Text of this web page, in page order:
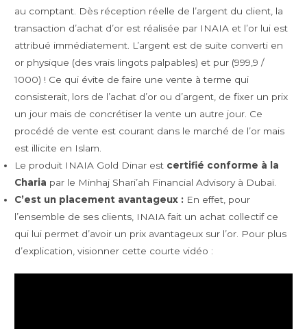
au comptant. Dès réception réelle de l’argent du client, la
transaction d’achat d’or est réalisée par INAIA et l’or lui est
attribué immédiatement. L’argent est de suite converti en
or physique (des vrais lingots palpables) et pur (999,9 /
1000) ! Ce qui évite de faire une vente à terme qui
consisterait, lors de l’achat d’or ou d’argent, de fixer un prix
un jour mais de concrétiser la vente un autre jour. Ce
procédé de vente est courant dans le marché de l’or mais
est illicite en Islam.
Le produit INAIA Gold Dinar est certifié conforme à la
Charia par le Minhaj Shari’ah Financial Advisory à Dubaï.
C’est un placement avantageux : En effet, pour
l’ensemble de ses clients, INAIA fait un achat collectif ce
qui lui permet d’avoir un prix avantageux sur l’or. Pour plus
d’explication, visionner cette courte vidéo :